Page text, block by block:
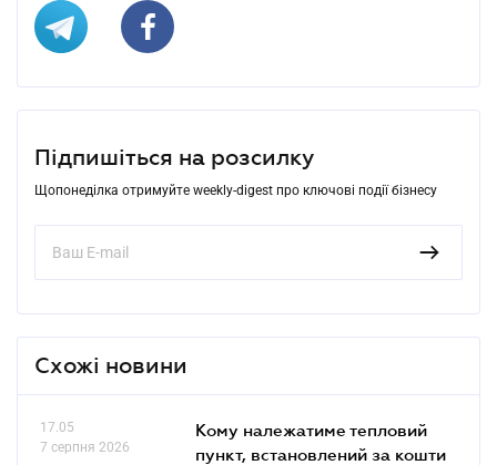
Підпишіться на розсилку
Щопонеділка отримуйте weekly-digest про ключові події бізнесу
Схожі новини
17.05
7 серпня 2026
Кому належатиме тепловий
пункт, встановлений за кошти